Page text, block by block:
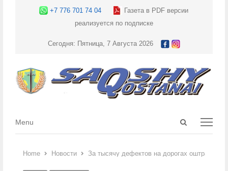
+7 776 701 74 04
Газета в PDF версии
реализуется по подписке
Сегодня: Пятница, 7 Августа 2026
Open
Menu
Menu
Home Новости За тысячу дефектов на дорогах